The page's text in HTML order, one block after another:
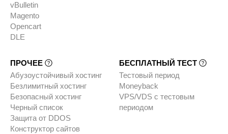
vBulletin
Magento
Opencart
DLE
ПРОЧЕЕ
Абузоустойчивый хостинг
Безлимитный хостинг
Безопасный хостинг
Черный список
Защита от DDOS
Конструктор сайтов
БЕСПЛАТНЫЙ ТЕСТ
Тестовый период
Moneyback
VPS/VDS с тестовым
периодом